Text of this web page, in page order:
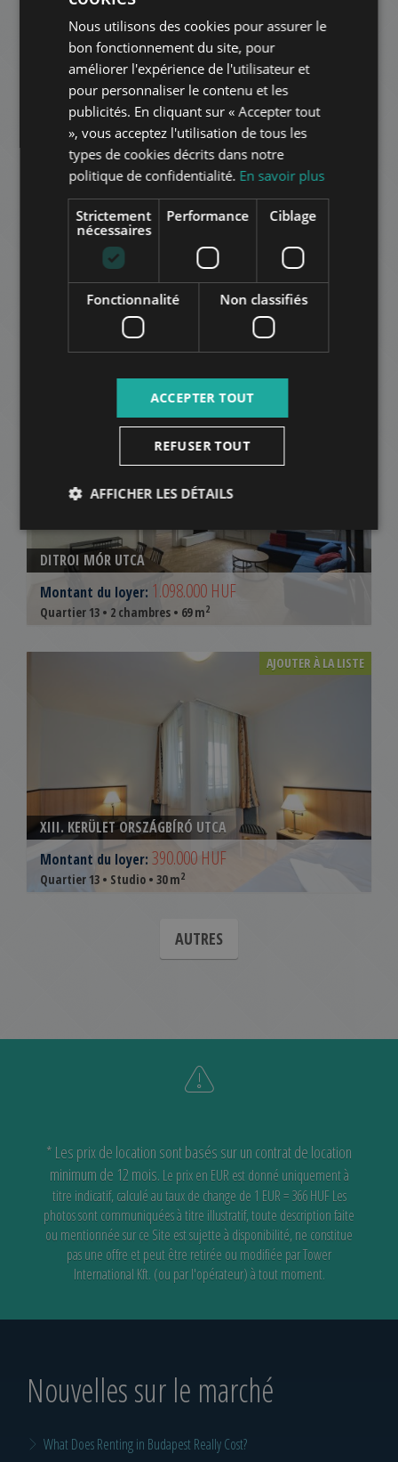
Appartements concernés à
Budapestdans le même quartier
AJOUTER À LA LISTE
DUNA PEARL
Montant du loyer:
DITROI MÓR UTCA
Montant du loyer: 1.098.000 HUF
Quartier 13 • 2 chambres • 69 m2
AJOUTER À LA LISTE
XIII. KERÜLET ORSZÁGBÍRÓ UTCA
Montant du loyer: 390.000 HUF
Quartier 13 • Studio • 30 m2
AUTRES
* Les prix de location sont basés sur un contrat de location
minimum de 12 mois. Le prix en EUR est donné uniquement à
titre indicatif, calculé au taux de change de 1 EUR = 366 HUFLes
photos sont communiquées à titre illustratif, toute description faite
ou mentionnée sur ce Site est sujette à disponibilité,ne constitue
pas une offre et peut être retirée ou modifiée par Tower
International Kft. (ou par l'opérateur) à tout moment.
Nouvelles sur le marché
What Does Renting in Budapest Really Cost?
HUNGARIAN
FRENCH
ITALIAN
RUSSIAN
ARABIC
Nous utilisons des cookies pour assurer le
bon fonctionnement du site, pour
améliorer l'expérience de l'utilisateur et
pour personnaliser le contenu et les
publicités. En cliquant sur « Accepter tout
», vous acceptez l'utilisation de tous les
types de cookies décrits dans notre
politique de confidentialité. En savoir plus
Strictement
nécessaires
Performance Ciblage
Fonctionnalité Non classifiés
ACCEPTER TOUT
REFUSER TOUT
AFFICHER LES DÉTAILS